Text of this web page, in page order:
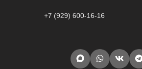
+7 (929) 600-16-16